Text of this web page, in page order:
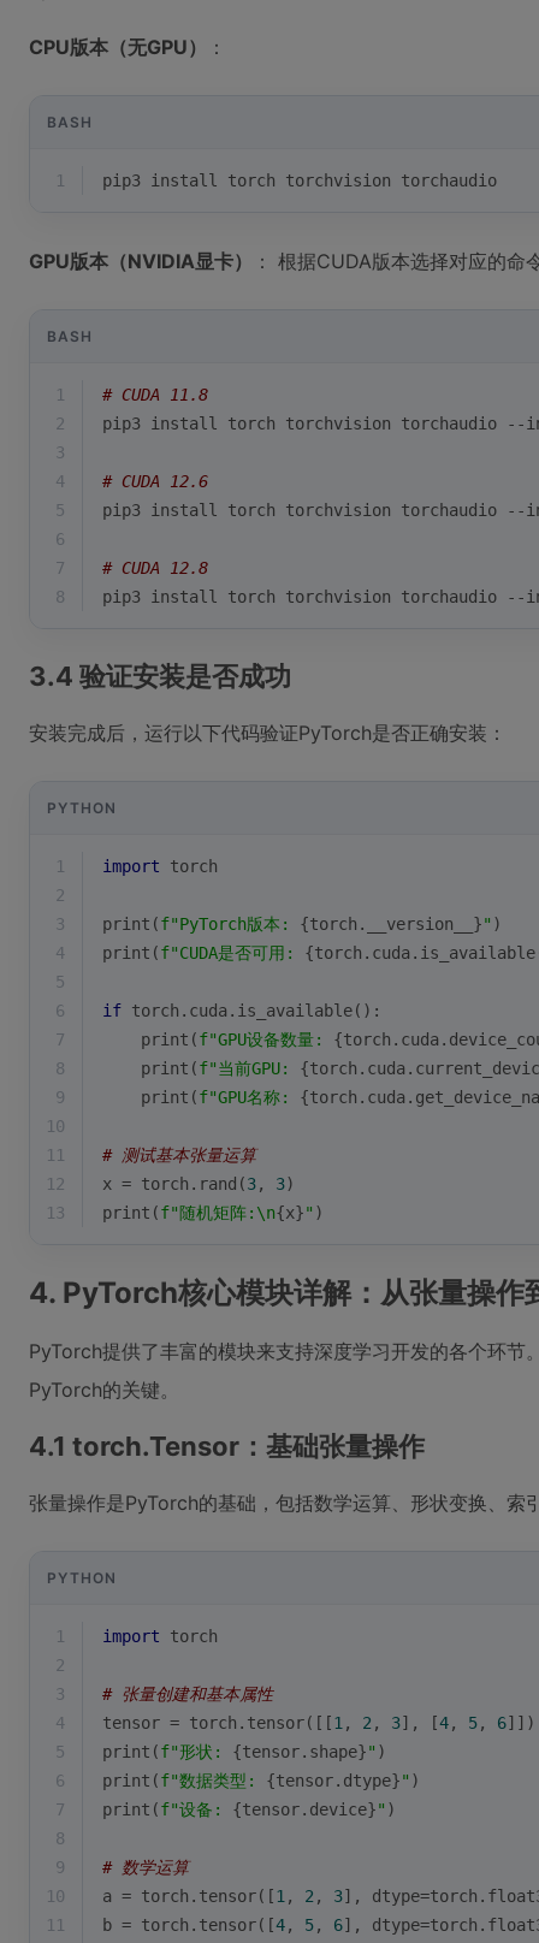
CPU版本（无GPU） ：
BASH
1 pip3 install torch torchvision torchaudio
GPU版本（NVIDIA显卡） ： 根据CUDA版本选择对应的命
BASH
1
# CUDA 11.8
2
pip3 install torch torchvision torchaudio --
3
4
# CUDA 12.6
5
pip3 install torch torchvision torchaudio --
6
7
# CUDA 12.8
8
pip3 install torch torchvision torchaudio --
3.4 验证安装是否成功
安装完成后，运行以下代码验证PyTorch是否正确安装：
PYTHON
1 import torch
2
3
print (f"PyTorch版本: {torch.__version__}" )
4
print (f"CUDA是否可用:
5
6
if torch.cuda.is_available():
7
print (f"GPU设备数量:
8
print (f"当前GPU:
9
print (f"GPU名称:
10
11
# 测试基本张量运算
12
x = torch.rand(3, 3)
13
print (f"随机矩阵:\n{x}" )
4. PyTorch核心模块详解：从张量操作
PyTorch提供了丰富的模块来支持深度学习开发的各个环节
PyTorch的关键。
4.1 torch.Tensor：基础张量操作
张量操作是PyTorch的基础，包括数学运算、形状变换、索
PYTHON
1 import torch
2
3
# 张量创建和基本属性
4
tensor = torch.tensor([[1 , 2 , 3], [4, 5, 6]])
5
print (f"形状: {tensor.shape}" )
6
print (f"数据类型: {tensor.dtype}" )
7
print (f"设备: {tensor.device}" )
8
9
# 数学运算
10
a = torch.tensor([1 , 2 , 3],
11
b = torch.tensor([4, 5, 6],